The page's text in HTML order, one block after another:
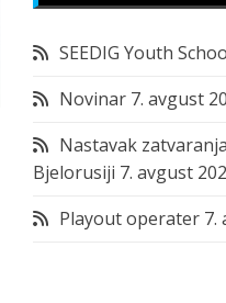
SEEDIG Youth
Novinar 7. avgust
Nastavak
Bjelorusiji 7. avgust
Playout operater 7.